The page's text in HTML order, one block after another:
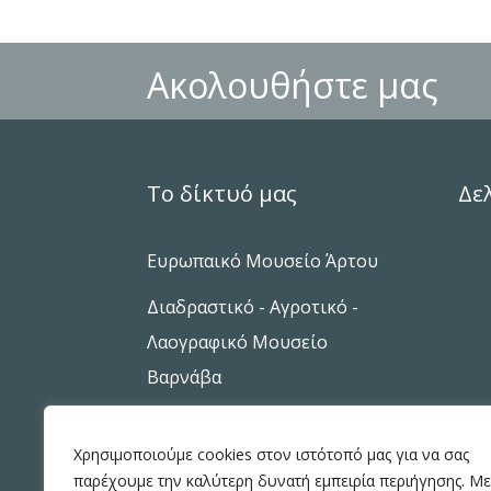
Χρησιμοποιούμε cookies στον ιστότοπό μας για να σας
παρέχουμε την καλύτερη δυνατή εμπειρία περιήγησης. Με
Ακολουθήστε μας
Το δίκτυό μας
Ευρωπαικό Μουσείο Άρτου
Διαδραστικό - Αγροτικό -
Λαογραφικό Μουσείο
Βαρνάβα